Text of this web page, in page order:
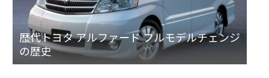
歴代トヨタ アルファード フルモデルチェンジ
の歴史